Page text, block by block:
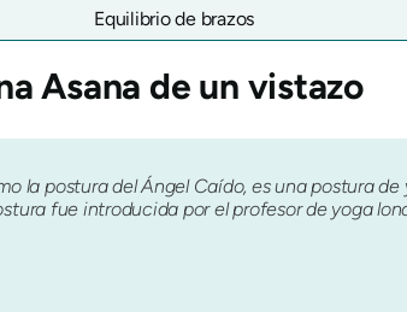
Equilibrio de brazos
Asana de un vistazo
la postura del Ángel Caído, es una postura
fue introducida por el profesor de yoga